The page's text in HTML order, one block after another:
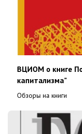
ВЦИОМ о книге
капитализма"
Обзоры на книги